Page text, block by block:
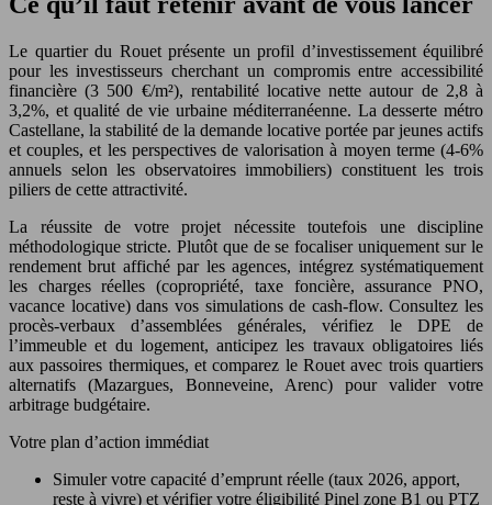
Le quartier du Rouet présente un profil d’investissement équilibré
pour les investisseurs cherchant un compromis entre accessibilité
financière (3 500 €/m²), rentabilité locative nette autour de 2,8 à
3,2%, et qualité de vie urbaine méditerranéenne. La desserte métro
Castellane, la stabilité de la demande locative portée par jeunes actifs
et couples, et les perspectives de valorisation à moyen terme (4-6%
annuels selon les observatoires immobiliers) constituent les trois
piliers de cette attractivité.
La réussite de votre projet nécessite toutefois une discipline
méthodologique stricte. Plutôt que de se focaliser uniquement sur le
rendement brut affiché par les agences, intégrez systématiquement
les charges réelles (copropriété, taxe foncière, assurance PNO,
vacance locative) dans vos simulations de cash-flow. Consultez les
procès-verbaux d’assemblées générales, vérifiez le DPE de
l’immeuble et du logement, anticipez les travaux obligatoires liés
aux passoires thermiques, et comparez le Rouet avec trois quartiers
alternatifs (Mazargues, Bonneveine, Arenc) pour valider votre
arbitrage budgétaire.
Votre plan d’action immédiat
Simuler votre capacité d’emprunt réelle (taux 2026, apport,
reste à vivre) et vérifier votre éligibilité Pinel zone B1 ou PTZ